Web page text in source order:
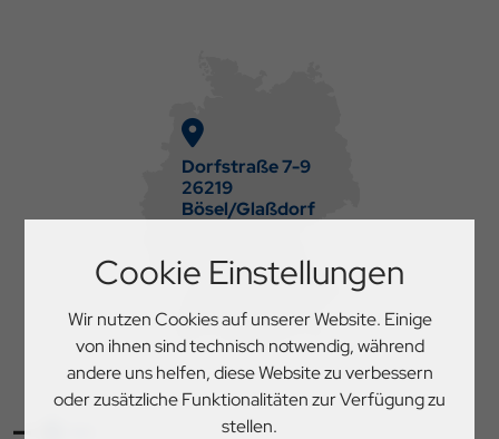
Cookie Einstellungen
Wir nutzen Cookies auf unserer Website. Einige
von ihnen sind technisch notwendig, während
andere uns helfen, diese Website zu verbessern
oder zusätzliche Funktionalitäten zur Verfügung zu
stellen.
Dorfstraße 7-9
26219
Bösel/Glaßdorf